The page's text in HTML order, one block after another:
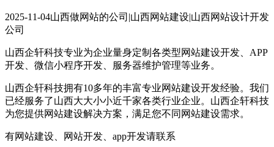
2025-11-04山西做网站的公司|山西网站建设|山西网站设计开发
公司
山西企轩科技专业为企业量身定制各类型网站建设开发、APP
开发、微信小程序开发、服务器维护管理等业务。
山西企轩科技拥有10多年的丰富专业网站建设开发经验。我们
已经服务了山西大大小小近千家各类行业企业。山西企轩科技
为您提供网站建设解决方案，满足您不同网站建设需求。
有网站建设、网站开发、app开发请联系